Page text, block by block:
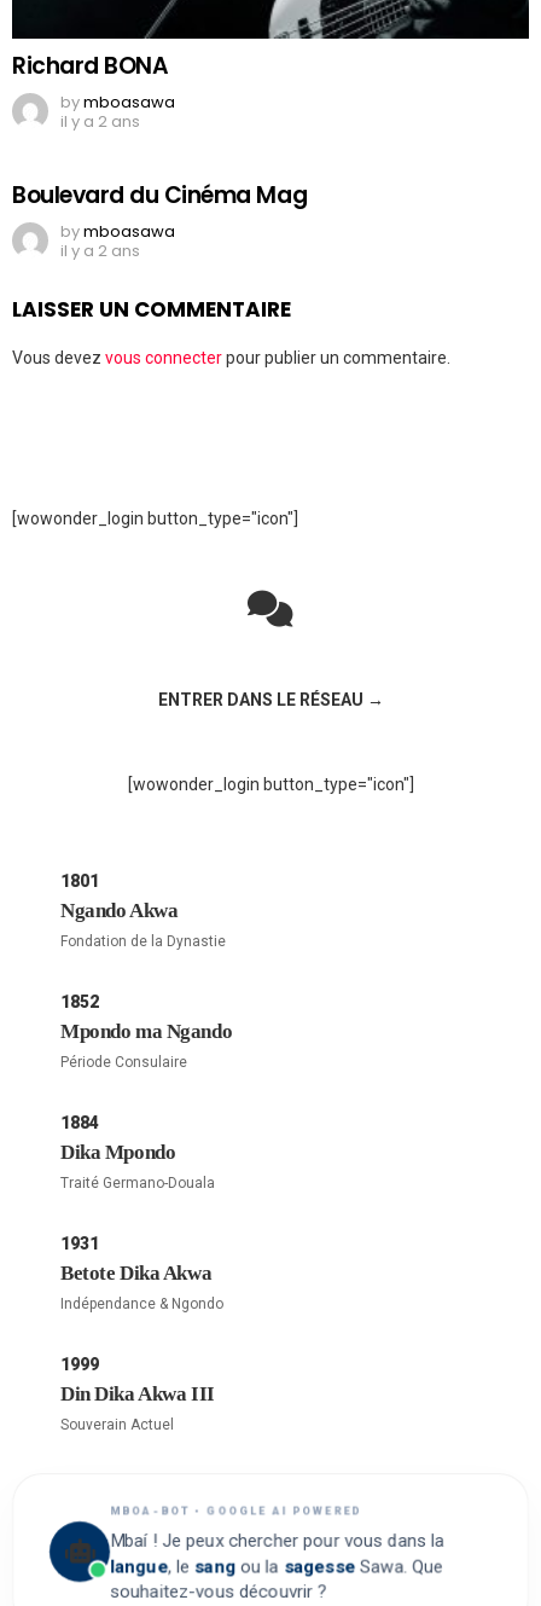
Richard BONA
bymboasawa
il y a 2 ans
Boulevard du Cinéma Mag
bymboasawa
il y a 2 ans
LAISSER UN COMMENTAIRE
Vous devez vous connecterpour publier un commentaire.
[wowonder_login button_type="icon"]
ENTRER DANS LE RÉSEAU →
[wowonder_login button_type="icon"]
1801
Ngando Akwa
Fondation de la Dynastie
1852
Mpondo ma Ngando
Période Consulaire
1884
Dika Mpondo
Traité Germano-Douala
1931
Betote Dika Akwa
Indépendance & Ngondo
1999
Din Dika Akwa III
Souverain Actuel
MBOA-BOT • GOOGLE AI POWERED
Mbaí ! Je peux chercher pour vous dans la
langue, le sangou la sagesse Sawa. Que
souhaitez-vous découvrir ?